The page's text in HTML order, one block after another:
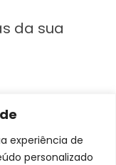
experiência de
personalizado
da sua
DA